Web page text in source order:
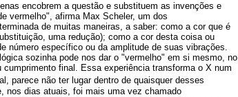
encobrem a questão e substituem as invenções e
vermelho", afirma Max Scheler, um dos
de muitas maneiras, a saber: como a cor que é
uma redução); como a cor desta coisa ou
número específico ou da amplitude de suas vibrações.
sozinha pode nos dar o "vermelho" em si mesmo, no
final. Essa experiência transforma o X num
parece não ter lugar dentro de quaisquer desses
nos dias atuais, foi mais uma vez chamado